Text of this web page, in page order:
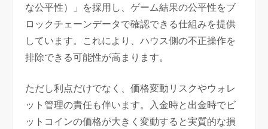
な公平性）」を採用し、ゲーム結果の公平性をブ
ロックチェーンデータで確認できる仕組みを提供
しています。これにより、ハウス側の不正操作を
排除できる可能性が高まります。
ただし利点だけでなく、価格変動リスクやウォレ
ット管理の責任も伴います。入金時と出金時でビ
ットコインの価格が大きく変動すると実質的な損